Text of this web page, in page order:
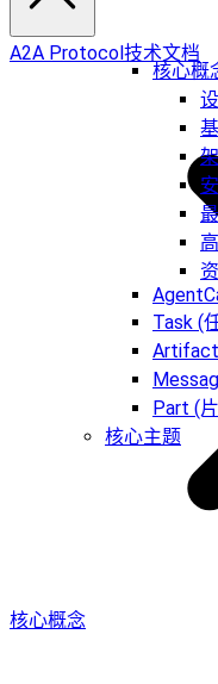
核心概
Task (
Part (
核心主题
A2A Protocol技术文档
核心概念